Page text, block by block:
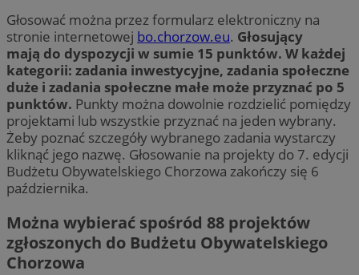
Głosować można przez formularz elektroniczny na
stronie internetowej bo.chorzow.eu. Głosujący
mają do dyspozycji w sumie 15 punktów. W każdej
kategorii: zadania inwestycyjne, zadania społeczne
duże i zadania społeczne małe może przyznać po 5
punktów. Punkty można dowolnie rozdzielić pomiędzy
projektami lub wszystkie przyznać na jeden wybrany.
Żeby poznać szczegóły wybranego zadania wystarczy
kliknąć jego nazwę. Głosowanie na projekty do 7. edycji
Budżetu Obywatelskiego Chorzowa zakończy się 6
października.
Można wybierać spośród 88 projektów
zgłoszonych do Budżetu Obywatelskiego
Chorzowa